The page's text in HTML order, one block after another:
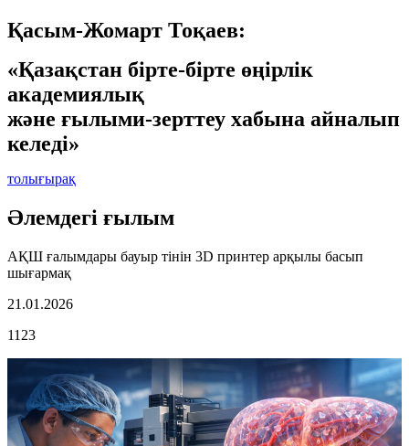
Қасым-Жомарт Тоқаев:
«Қазақстан бірте-бірте өңірлік
академиялық
және ғылыми-зерттеу хабына айналып
келеді»
толығырақ
Әлемдегі ғылым
АҚШ ғалымдары бауыр тінін 3D принтер арқылы басып
шығармақ
21.01.2026
1123